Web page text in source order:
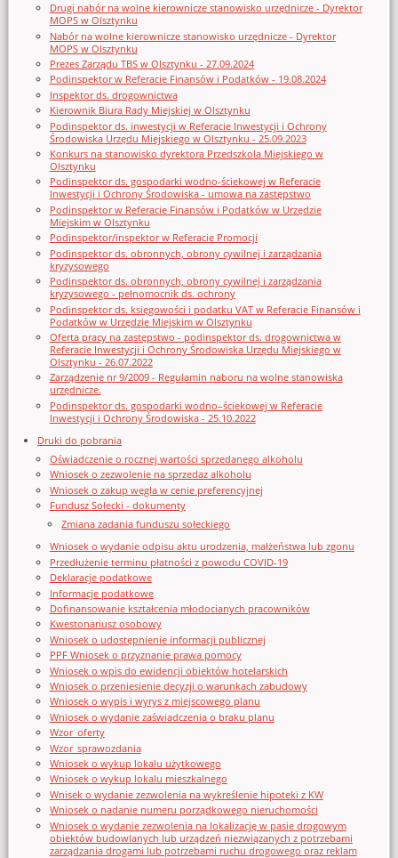
Drugi nabór na wolne kierownicze stanowisko urzędnicze - Dyrektor
MOPS w Olsztynku
Nabór na wolne kierownicze stanowisko urzędnicze - Dyrektor
MOPS w Olsztynku
Prezes Zarządu TBS w Olsztynku - 27.09.2024
Podinspektor w Referacie Finansów i Podatków - 19.08.2024
Inspektor ds. drogownictwa
Kierownik Biura Rady Miejskiej w Olsztynku
Podinspektor ds. inwestycji w Referacie Inwestycji i Ochrony
Środowiska Urzędu Miejskiego w Olsztynku - 25.09.2023
Konkurs na stanowisko dyrektora Przedszkola Miejskiego w
Olsztynku
Podinspektor ds. gospodarki wodno-ściekowej w Referacie
Inwestycji i Ochrony Środowiska - umowa na zastępstwo
Podinspektor w Referacie Finansów i Podatków w Urzędzie
Miejskim w Olsztynku
Podinspektor/inspektor w Referacie Promocji
Podinspektor ds. obronnych, obrony cywilnej i zarządzania
kryzysowego
Podinspektor ds. obronnych, obrony cywilnej i zarządzania
kryzysowego - pełnomocnik ds. ochrony
Podinspektor ds. księgowości i podatku VAT w Referacie Finansów i
Podatków w Urzędzie Miejskim w Olsztynku
Oferta pracy na zastępstwo - podinspektor ds. drogownictwa w
Referacie Inwestycji i Ochrony Środowiska Urzędu Miejskiego w
Olsztynku - 26.07.2022
Zarządzenie nr 9/2009 - Regulamin naboru na wolne stanowiska
urzędnicze.
Podinspektor ds. gospodarki wodno–ściekowej w Referacie
Inwestycji i Ochrony Środowiska - 25.10.2022
Druki do pobrania
Oświadczenie o rocznej wartości sprzedanego alkoholu
Wniosek o zezwolenie na sprzedaz alkoholu
Wniosek o zakup węgla w cenie preferencyjnej
Fundusz Sołecki - dokumenty
Zmiana zadania funduszu sołeckiego
Wniosek o wydanie odpisu aktu urodzenia, małżeństwa lub zgonu
Przedłużenie terminu płatności z powodu COVID-19
Deklaracje podatkowe
Informacje podatkowe
Dofinansowanie kształcenia młodocianych pracowników
Kwestonariusz osobowy
Wniosek o udostępnienie informacji publicznej
PPF Wniosek o przyznanie prawa pomocy
Wniosek o wpis do ewidencji obiektów hotelarskich
Wniosek o przeniesienie decyzji o warunkach zabudowy
Wniosek o wypis i wyrys z miejscowego planu
Wniosek o wydanie zaświadczenia o braku planu
Wzor_oferty
Wzor_sprawozdania
Wniosek o wykup lokalu użytkowego
Wniosek o wykup lokalu mieszkalnego
Wnisek o wydanie zezwolenia na wykreślenie hipoteki z KW
Wniosek o nadanie numeru porządkowego nieruchomości
Wniosek o wydanie zezwolenia na lokalizację w pasie drogowym
obiektów budowlanych lub urządzeń niezwiązanych z potrzebami
zarządzania drogami lub potrzebami ruchu drogowego oraz reklam